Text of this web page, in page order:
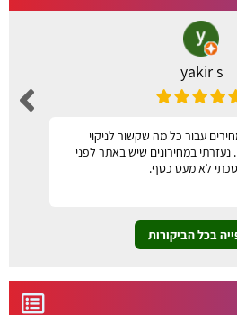
yakir s
עבור כל מה שקשור לניקוי
נעזרתי במחירונים שיש באתר לפני
לא מעט כסף.
בכל הביקורות